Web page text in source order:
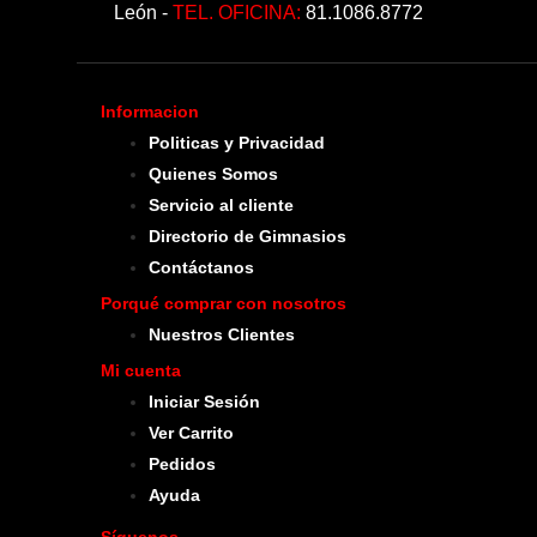
León - TEL. OFICINA: 81.1086.8772
Informacion
Politicas y Privacidad
Quienes Somos
Servicio al cliente
Directorio de Gimnasios
Contáctanos
Porqué comprar con nosotros
Nuestros Clientes
Mi cuenta
Iniciar Sesión
Ver Carrito
Pedidos
Ayuda